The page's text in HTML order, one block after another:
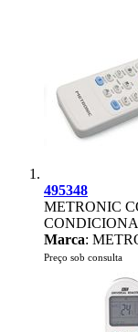
495348
METRONIC
Marca:
Preço sob consulta